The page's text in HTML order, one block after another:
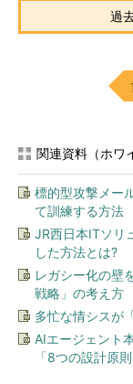
過
関連資料（ホワ
標的型攻撃メー
て訓練する方法
JR西日本ITソリ
した方法とは?
レガシー化の壁
戦略」の考え方
多忙な情シスが
AIエージェント
「8つの設計原則